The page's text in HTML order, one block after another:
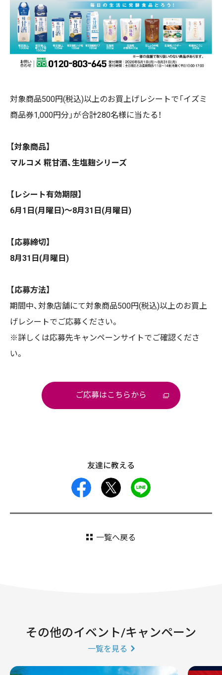
対象商品500円(税込)以上のお買上げレシートで「イズミ
商品券1,000円分」が合計280名様に当たる！
【対象商品】
マルコメ 糀甘酒、生塩麹シリーズ
【レシート有効期限】
6月1日(月曜日)～8月31日(月曜日)
【応募締切】
8月31日(月曜日)
【応募方法】
期間中、対象店舗にて対象商品500円(税込)以上のお買上
げレシートでご応募ください。
※詳しくは応募先キャンペーンサイトでご確認くださ
い。
ご応募はこちらから
友達に教える
facebook
一覧へ戻る
その他のイベント/キャンペーン
一覧を見る